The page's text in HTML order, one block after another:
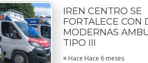
IREN CENTRO SE
FORTALECE CON
MODERNAS
TIPO III
≡ Hace Hace 6 meses